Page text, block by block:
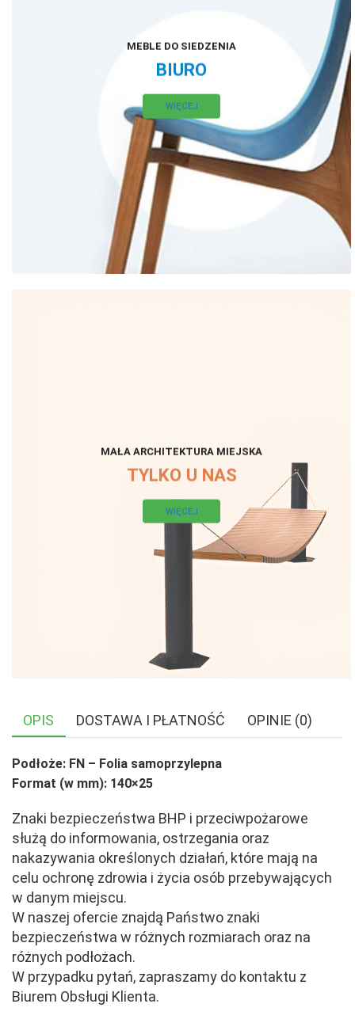
MEBLE DO SIEDZENIA
BIURO
WIĘCEJ
MAŁA ARCHITEKTURA MIEJSKA
TYLKO U NAS
WIĘCEJ
OPIS DOSTAWA I PŁATNOŚĆ OPINIE (0)
Podłoże: FN – Folia samoprzylepna
Format (w mm): 140×25
Znaki bezpieczeństwa BHP i przeciwpożarowe
służą do informowania, ostrzegania oraz
nakazywania określonych działań, które mają na
celu ochronę zdrowia i życia osób przebywających
w danym miejscu.
W naszej ofercie znajdą Państwo znaki
bezpieczeństwa w różnych rozmiarach oraz na
różnych podłożach.
W przypadku pytań, zapraszamy do kontaktu z
Biurem Obsługi Klienta.